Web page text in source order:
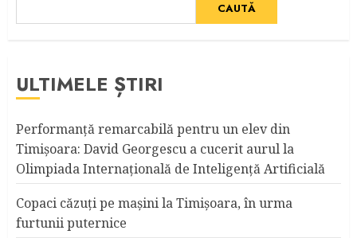
CAUTĂ
ULTIMELE ȘTIRI
Performanță remarcabilă pentru un elev din
Timișoara: David Georgescu a cucerit aurul la
Olimpiada Internațională de Inteligență Artificială
Copaci căzuţi pe maşini la Timişoara, în urma
furtunii puternice